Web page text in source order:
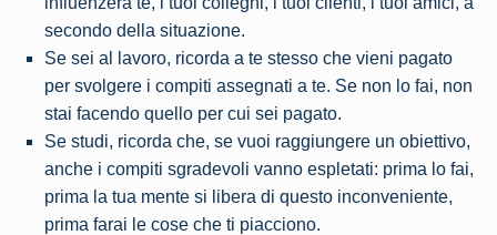
secondo della situazione.
Se sei al lavoro, ricorda a te stesso che vieni pagato
per svolgere i compiti assegnati a te. Se non lo fai, non
stai facendo quello per cui sei pagato.
Se studi, ricorda che, se vuoi raggiungere un obiettivo,
anche i compiti sgradevoli vanno espletati: prima lo fai,
prima la tua mente si libera di questo inconveniente,
prima farai le cose che ti piacciono.